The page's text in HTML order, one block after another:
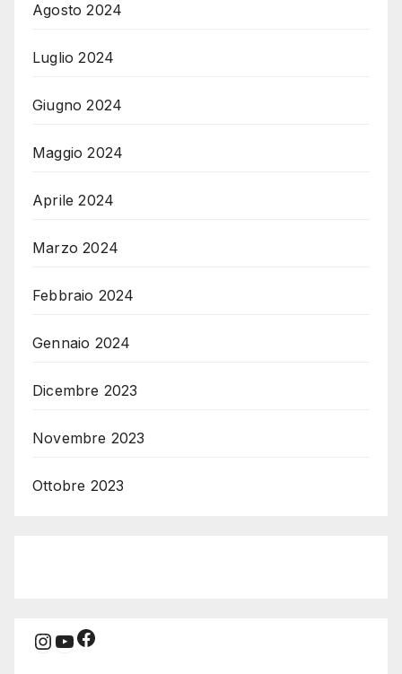
Agosto 2024
Luglio 2024
Giugno 2024
Maggio 2024
Aprile 2024
Marzo 2024
Febbraio 2024
Gennaio 2024
Dicembre 2023
Novembre 2023
Ottobre 2023
Instagram
YouTube
Facebook